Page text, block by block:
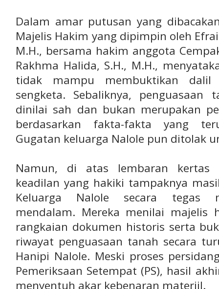
Dalam amar putusan yang
Majelis Hakim yang dipimpin oleh
M.H., bersama hakim anggota
Rakhma Halida, S.H., M.H.,
tidak mampu membuktikan dalil
sengketa. Sebaliknya,
dinilai sah dan bukan merupakan
berdasarkan fakta-fakta yang
Gugatan keluarga Nalole pun ditolak
Namun, di atas lembaran kertas
keadilan yang hakiki tampaknya
Keluarga Nalole secara tegas
mendalam. Mereka menilai majelis
rangkaian dokumen historis serta
riwayat penguasaan tanah secara
Hanipi Nalole. Meski proses
Pemeriksaan Setempat (PS), hasil
menyentuh akar kebenaran materiil.